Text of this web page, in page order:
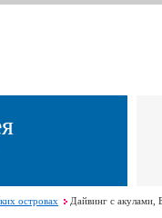
островах Дайвинг с акулами,